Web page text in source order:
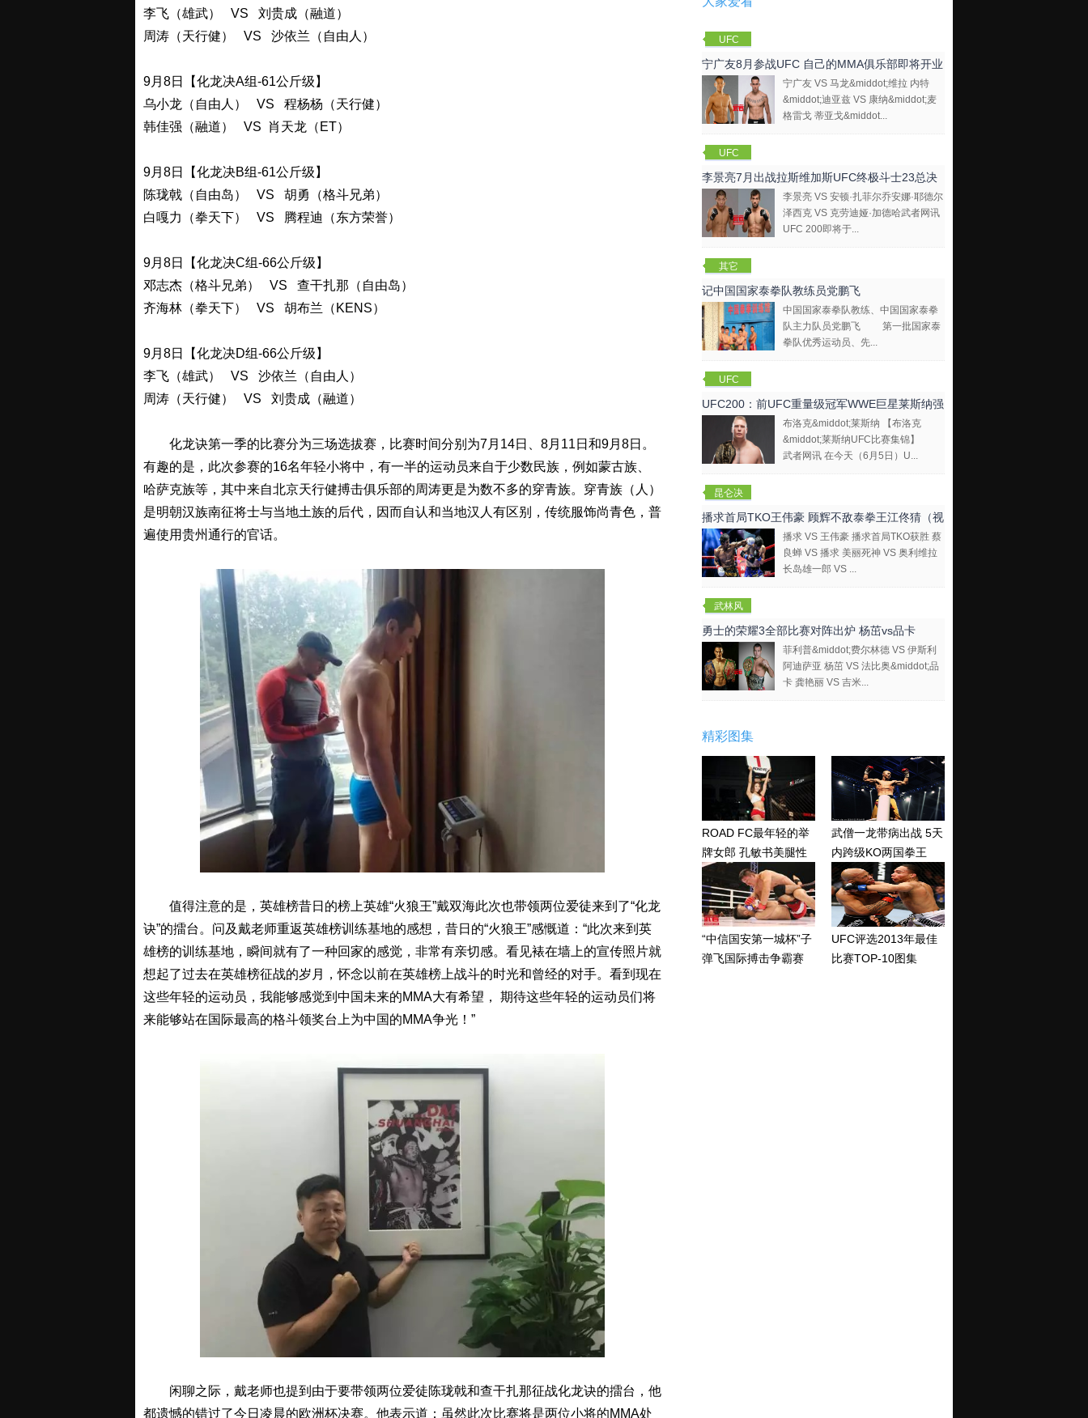
李飞（雄武） VS 刘贵成（融道）
周涛（天行健） VS 沙依兰（自由人）
9月8日【化龙决A组-61公斤级】
乌小龙（自由人） VS 程杨杨（天行健）
韩佳强（融道） VS 肖天龙（ET）
9月8日【化龙决B组-61公斤级】
陈珑戟（自由岛） VS 胡勇（格斗兄弟）
白嘎力（拳天下） VS 腾程迪（东方荣誉）
9月8日【化龙决C组-66公斤级】
邓志杰（格斗兄弟） VS 查干扎那（自由岛）
齐海林（拳天下） VS 胡布兰（KENS）
9月8日【化龙决D组-66公斤级】
李飞（雄武） VS 沙依兰（自由人）
周涛（天行健） VS 刘贵成（融道）
化龙诀第一季的比赛分为三场选拔赛，比赛时间分别为7月14日、8月11日和9月8日。
有趣的是，此次参赛的16名年轻小将中，有一半的运动员来自于少数民族，例如蒙古族、
哈萨克族等，其中来自北京天行健搏击俱乐部的周涛更是为数不多的穿青族。穿青族（人）
是明朝汉族南征将士与当地土族的后代，因而自认和当地汉人有区别，传统服饰尚青色，普
遍使用贵州通行的官话。
值得注意的是，英雄榜昔日的榜上英雄“火狼王”戴双海此次也带领两位爱徒来到了“化龙
诀”的擂台。问及戴老师重返英雄榜训练基地的感想，昔日的“火狼王”感慨道：“此次来到英
雄榜的训练基地，瞬间就有了一种回家的感觉，非常有亲切感。看见裱在墙上的宣传照片就
想起了过去在英雄榜征战的岁月，怀念以前在英雄榜上战斗的时光和曾经的对手。看到现在
这些年轻的运动员，我能够感觉到中国未来的MMA大有希望， 期待这些年轻的运动员们将
来能够站在国际最高的格斗领奖台上为中国的MMA争光！”
闲聊之际，戴老师也提到由于要带领两位爱徒陈珑戟和查干扎那征战化龙诀的擂台，他
都遗憾的错过了今日凌晨的欧洲杯决赛。他表示道：虽然此次比赛将是两位小将的MMA处
UFC
宁广友8月参战UFC 自己的MMA俱乐部即将开业
宁广友 VS 马龙&middot;维拉 内特
&middot;迪亚兹 VS 康纳&middot;麦
格雷戈 蒂亚戈&middot...
UFC
李景亮7月出战拉斯维加斯UFC终极斗士23总决
李景亮 VS 安顿·扎菲尔乔安娜·耶德尔
泽西克 VS 克劳迪娅·加德哈武者网讯
UFC 200即将于...
其它
记中国国家泰拳队教练员党鹏飞
中国国家泰拳队教练、中国国家泰拳
队主力队员党鹏飞 第一批国家泰
拳队优秀运动员、先...
UFC
UFC200：前UFC重量级冠军WWE巨星莱斯纳强
势复出（视频）
布洛克&middot;莱斯纳 【布洛克
&middot;莱斯纳UFC比赛集锦】
武者网讯 在今天（6月5日）U...
昆仑决
播求首局TKO王伟豪 顾辉不敌泰拳王江佟猜（视
频）
播求 VS 王伟豪 播求首局TKO获胜 蔡
良蝉 VS 播求 美丽死神 VS 奥利维拉
长岛雄一郎 VS ...
武林风
勇士的荣耀3全部比赛对阵出炉 杨茁vs品卡
菲利普&middot;费尔林德 VS 伊斯利
阿迪萨亚 杨茁 VS 法比奥&middot;品
卡 龚艳丽 VS 吉米...
精彩图集
ROAD FC最年轻的举
牌女郎 孔敏书美腿性
感眼神清纯
武僧一龙带病出战 5天
内跨级KO两国拳王
“中信国安第一城杯”子
弹飞国际搏击争霸赛
UFC评选2013年最佳
比赛TOP-10图集